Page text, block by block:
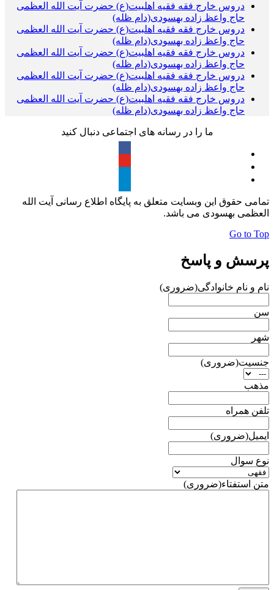
دروس خارج فقه فقیه اهلبیت(ع) حضرت آیت الله العظمی
حاج واعظ زاده بهسودی(دام ظله)
دروس خارج فقه فقیه اهلبیت(ع) حضرت آیت الله العظمی
حاج واعظ زاده بهسودی(دام ظله)
دروس خارج فقه فقیه اهلبیت(ع) حضرت آیت الله العظمی
حاج واعظ زاده بهسودی(دام ظله)
دروس خارج فقه فقیه اهلبیت(ع) حضرت آیت الله العظمی
حاج واعظ زاده بهسودی(دام ظله)
دروس خارج فقه فقیه اهلبیت(ع) حضرت آیت الله العظمی
حاج واعظ زاده بهسودی(دام ظله)
ما را در رسانه های اجتماعی دنبال کنید
تمامی حقوق این وبسایت متعلق به پایگاه اطلاع رسانی آیت الله
العظمی بهسودی می باشد.
Go to Top
پرسش و پاسخ
نام و نام خانوادگی(ضروری)
سن
شهر
جنسیت(ضروری)
مذهب
تلفن همراه
ایمیل(ضروری)
نوع سوال
متن استفتاء(ضروری)